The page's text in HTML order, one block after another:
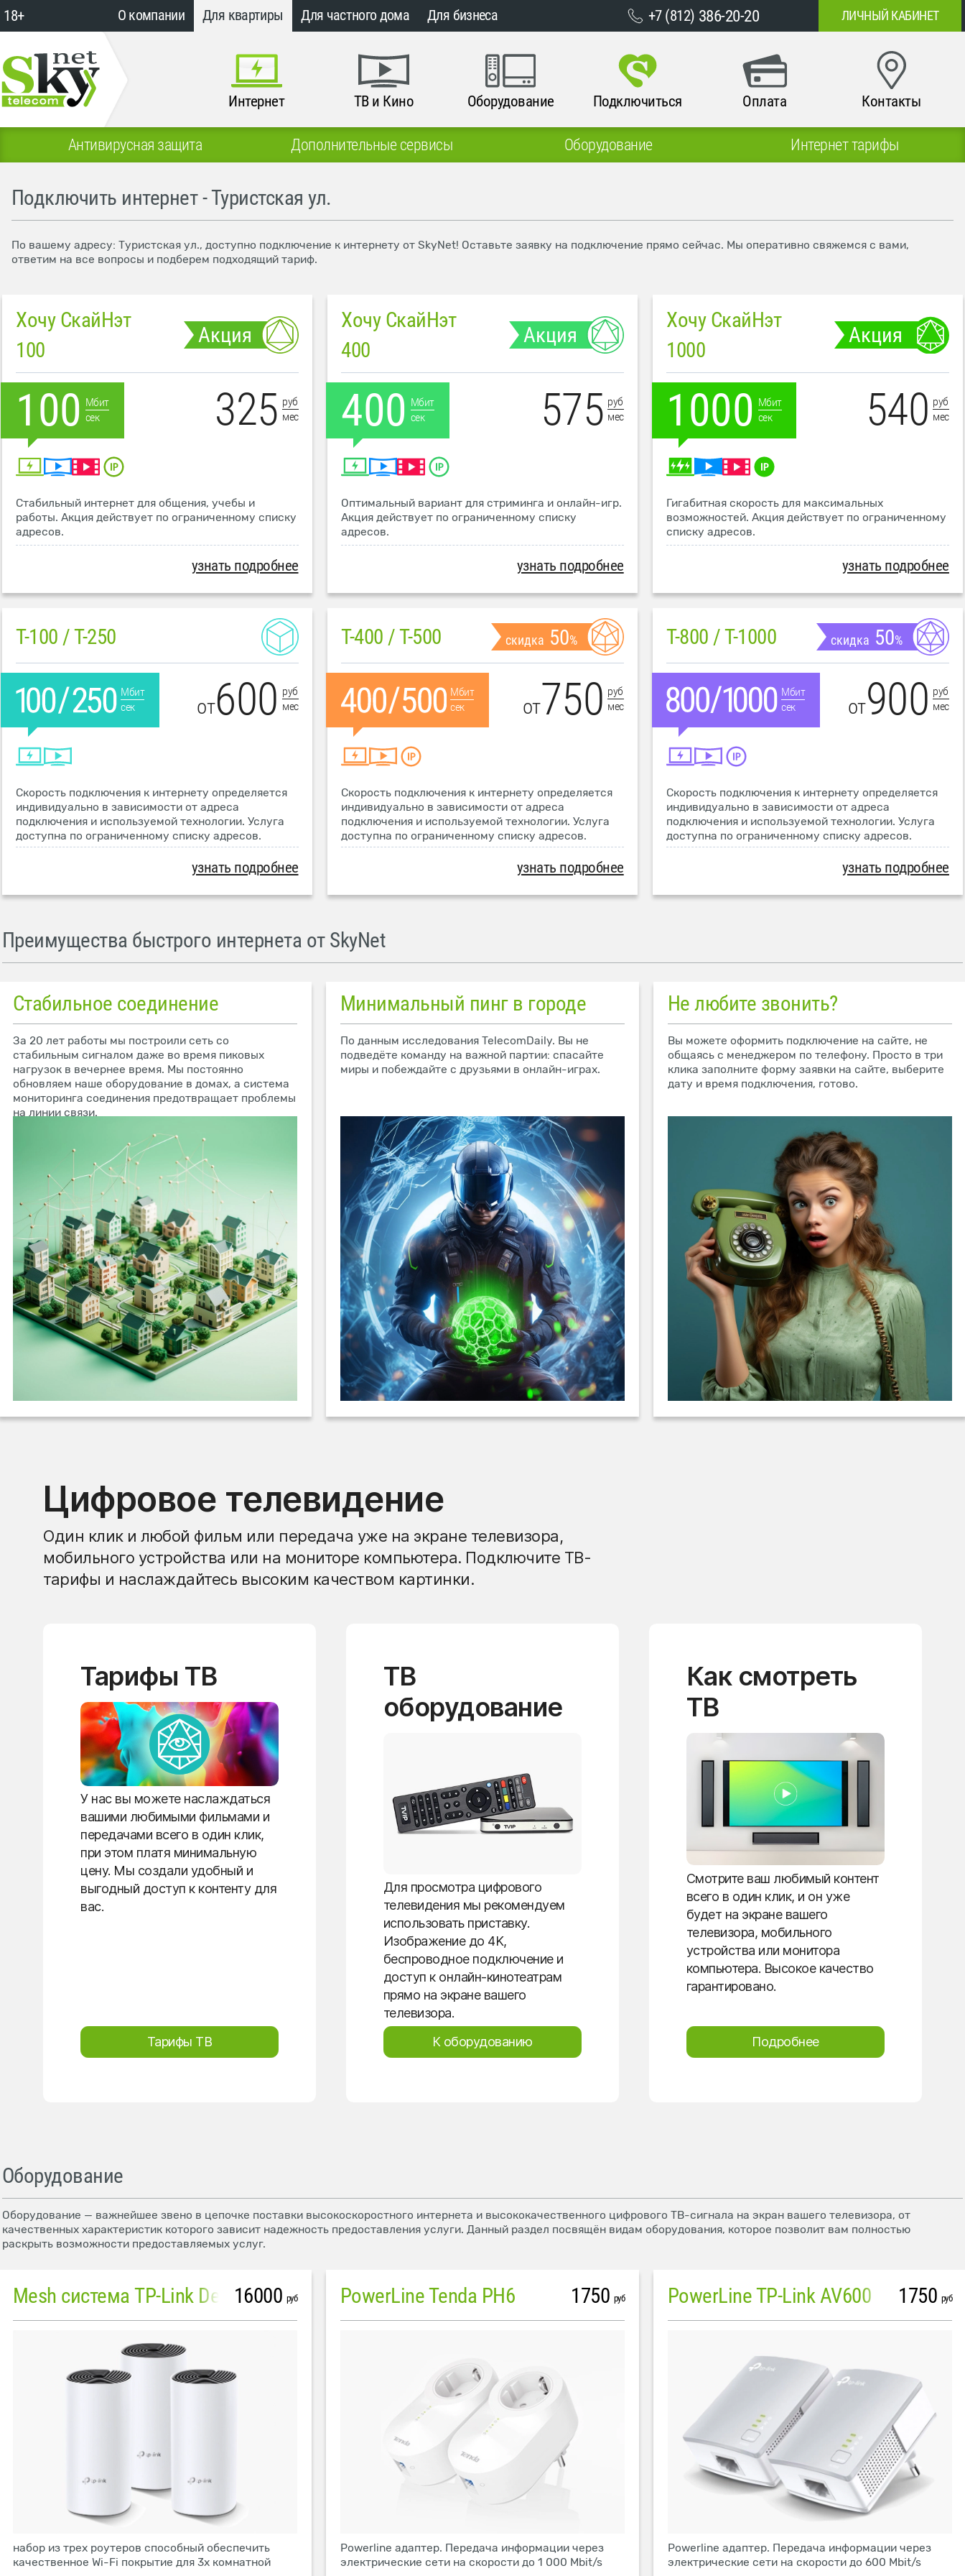
18+ О компании Для квартиры Для частного дома Для бизнеса +7 (812) 386-20-20 ЛИЧНЫЙ КАБИНЕТ
Интернет ТВ и Кино Оборудование Подключиться Оплата Контакты
Антивирусная защита Дополнительные сервисы Оборудование Интернет тарифы
Подключить интернет - Туристская ул.
По вашему адресу: Туристская ул., доступно подключение к интернету от SkyNet! Оставьте заявку на подключение прямо сейчас. Мы оперативно свяжемся с вами,
ответим на все вопросы и подберем подходящий тариф.
Хочу СкайНэт
100
Акция
100 Мбит
сек
325 руб
мес
Стабильный интернет для общения, учебы и
работы. Акция действует по ограниченному списку
адресов.
узнать подробнее
Хочу СкайНэт
400
Акция
400 Мбит
сек
575 руб
мес
Оптимальный вариант для стриминга и онлайн-игр.
Акция действует по ограниченному списку
адресов.
узнать подробнее
Хочу СкайНэт
1000
Акция
1000 Мбит
сек
540 руб
мес
Гигабитная скорость для максимальных
возможностей. Акция действует по ограниченному
списку адресов.
узнать подробнее
T-100 / T-250
Мбит
сек
от600 руб
мес
Скорость подключения к интернету определяется
индивидуально в зависимости от адреса
подключения и используемой технологии. Услуга
доступна по ограниченному списку адресов.
узнать подробнее
T-400 / T-500 скидка 50%
Мбит
сек
от750 руб
мес
Скорость подключения к интернету определяется
индивидуально в зависимости от адреса
подключения и используемой технологии. Услуга
доступна по ограниченному списку адресов.
узнать подробнее
T-800 / T-1000 скидка 50%
Мбит
сек
от900 руб
мес
Скорость подключения к интернету определяется
индивидуально в зависимости от адреса
подключения и используемой технологии. Услуга
доступна по ограниченному списку адресов.
узнать подробнее
Преимущества быстрого интернета от SkyNet
Стабильное соединение
За 20 лет работы мы построили сеть со
стабильным сигналом даже во время пиковых
нагрузок в вечернее время. Мы постоянно
обновляем наше оборудование в домах, а система
мониторинга соединения предотвращает проблемы
на линии связи.
Минимальный пинг в городе
По данным исследования TelecomDaily. Вы не
подведёте команду на важной партии: спасайте
миры и побеждайте с друзьями в онлайн-играх.
Не любите звонить?
Вы можете оформить подключение на сайте, не
общаясь с менеджером по телефону. Просто в три
клика заполните форму заявки на сайте, выберите
дату и время подключения, готово.
Цифровое телевидение
Один клик и любой фильм или передача уже на экране телевизора,
мобильного устройства или на мониторе компьютера. Подключите ТВ-
тарифы и наслаждайтесь высоким качеством картинки.
Тарифы ТВ
У нас вы можете наслаждаться
вашими любимыми фильмами и
передачами всего в один клик,
при этом платя минимальную
цену. Мы создали удобный и
выгодный доступ к контенту для
вас.
Тарифы ТВ
ТВ
оборудование
Для просмотра цифрового
телевидения мы рекомендуем
использовать приставку.
Изображение до 4K,
беспроводное подключение и
доступ к онлайн-кинотеатрам
прямо на экране вашего
телевизора.
К оборудованию
Как смотреть
ТВ
Смотрите ваш любимый контент
всего в один клик, и он уже
будет на экране вашего
телевизора, мобильного
устройства или монитора
компьютера. Высокое качество
гарантировано.
Подробнее
Оборудование
Оборудование — важнейшее звено в цепочке поставки высокоскоростного интернета и высококачественного цифрового ТВ-сигнала на экран вашего телевизора, от
качественных характеристик которого зависит надежность предоставления услуги. Данный раздел посвящён видам оборудования, которое позволит вам полностью
раскрыть возможности предоставляемых услуг.
Mesh система TP-Link Deco M4 (3 устройства)
16000 руб
набор из трех роутеров способный обеспечить
качественное Wi-Fi покрытие для 3х комнатной
PowerLine Tenda PH6 1750 руб
Powerline адаптер. Передача информации через
электрические сети на скорости до 1 000 Mbit/s
PowerLine TP-Link AV600 1750 руб
Powerline адаптер. Передача информации через
электрические сети на скорости до 600 Mbit/s